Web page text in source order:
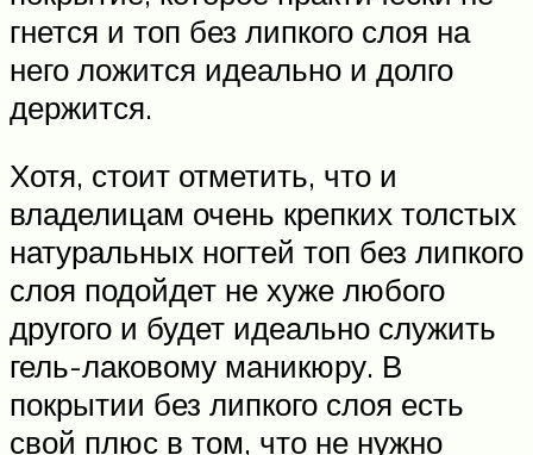
гнется и топ без липкого слоя на
него ложится идеально и долго
держится.
Хотя, стоит отметить, что и
владелицам очень крепких толстых
натуральных ногтей топ без липкого
слоя подойдет не хуже любого
другого и будет идеально служить
гель-лаковому маникюру. В
покрытии без липкого слоя есть
свой плюс в том, что не нужно